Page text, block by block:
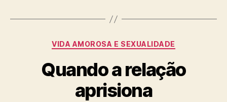
Categorias
VIDA AMOROSA E SEXUALIDADE
Quando a relação
aprisiona